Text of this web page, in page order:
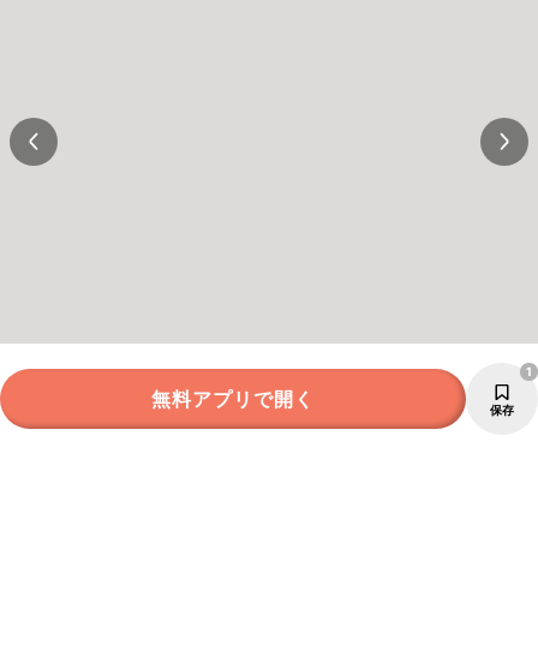
無料アプリで開く 保存
1